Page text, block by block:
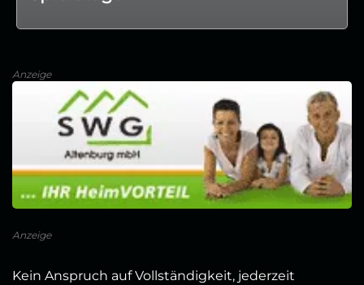
Anzeige
Anzeige
Kein Anspruch auf Vollständigkeit, jederzeit